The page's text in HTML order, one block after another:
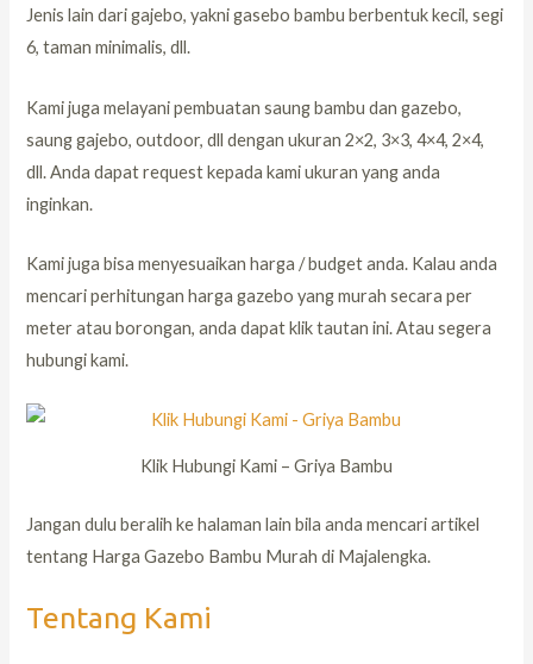
Jenis lain dari gajebo, yakni gasebo bambu berbentuk kecil, segi
6, taman minimalis, dll.
Kami juga melayani pembuatan saung bambu dan gazebo,
saung gajebo, outdoor, dll dengan ukuran 2×2, 3×3, 4×4, 2×4,
dll. Anda dapat request kepada kami ukuran yang anda
inginkan.
Kami juga bisa menyesuaikan harga / budget anda. Kalau anda
mencari perhitungan harga gazebo yang murah secara per
meter atau borongan, anda dapat klik tautan ini. Atau segera
hubungi kami.
Klik Hubungi Kami – Griya Bambu
Jangan dulu beralih ke halaman lain bila anda mencari artikel
tentang Harga Gazebo Bambu Murah di Majalengka.
Tentang Kami